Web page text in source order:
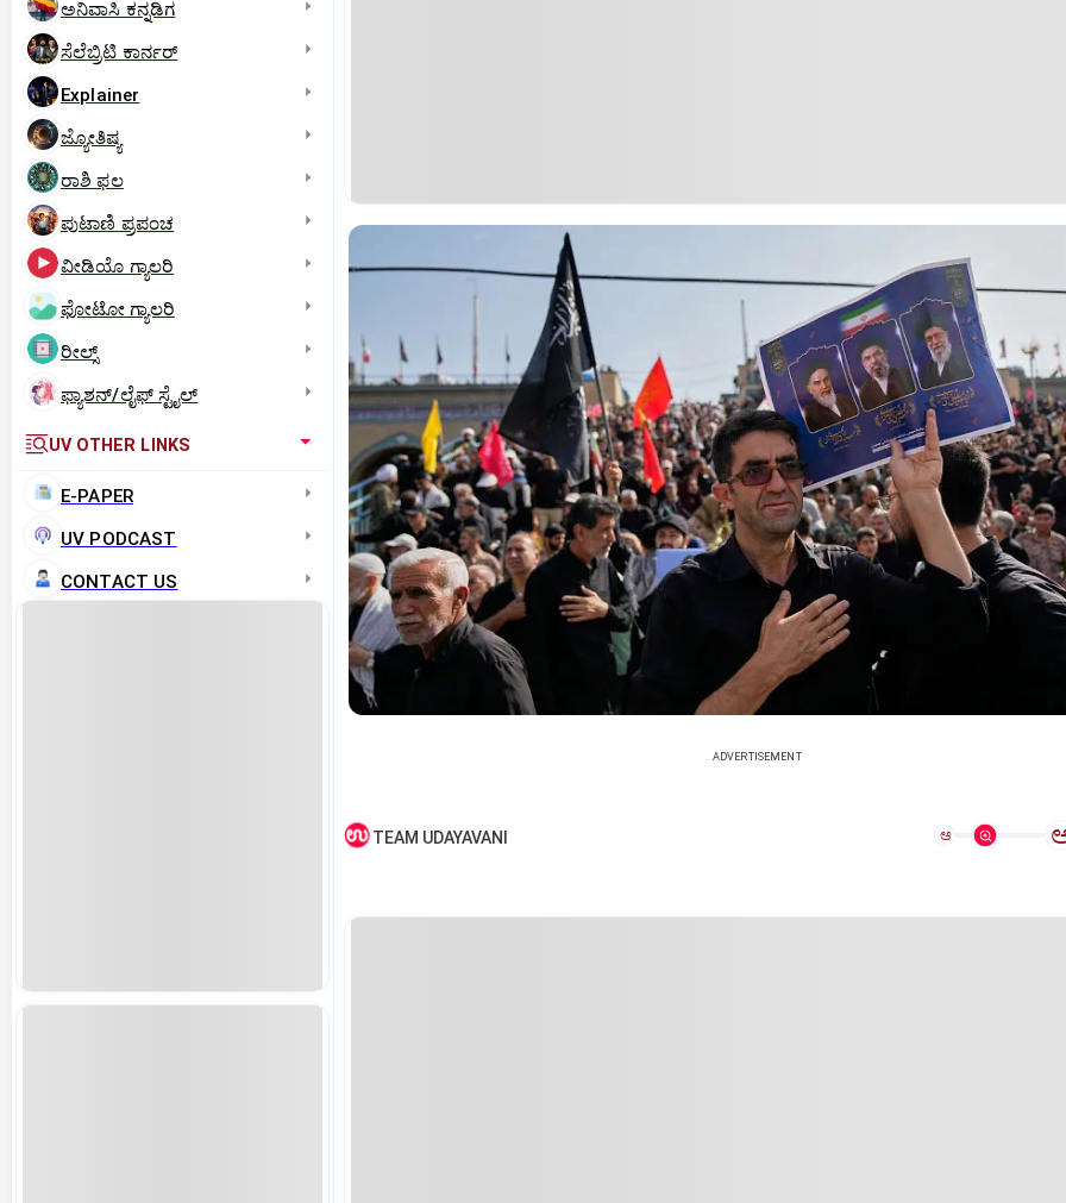
ಅನಿವಾಸಿ ಕನ್ನಡಿಗ
ಸೆಲೆಬ್ರಿಟಿ ಕಾರ್ನರ್‌
Explainer
ಜ್ಯೋತಿಷ್ಯ
ರಾಶಿ ಫಲ
ಪುಟಾಣಿ ಪ್ರಪಂಚ
ವೀಡಿಯೊ ಗ್ಯಾಲರಿ
ಫೋಟೋ ಗ್ಯಾಲರಿ
ರೀಲ್ಸ್
ಫ್ಯಾಶನ್/ಲೈಫ್‌ ಸ್ಟೈಲ್
UV OTHER LINKS
E-PAPER
UV PODCAST
CONTACT US
ADVERTISEMENT
TEAM UDAYAVANI ಅ